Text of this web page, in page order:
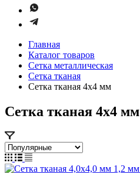
Главная
Каталог товаров
Сетка металлическая
Сетка тканая
Сетка тканая 4х4 мм
Сетка тканая 4х4 мм